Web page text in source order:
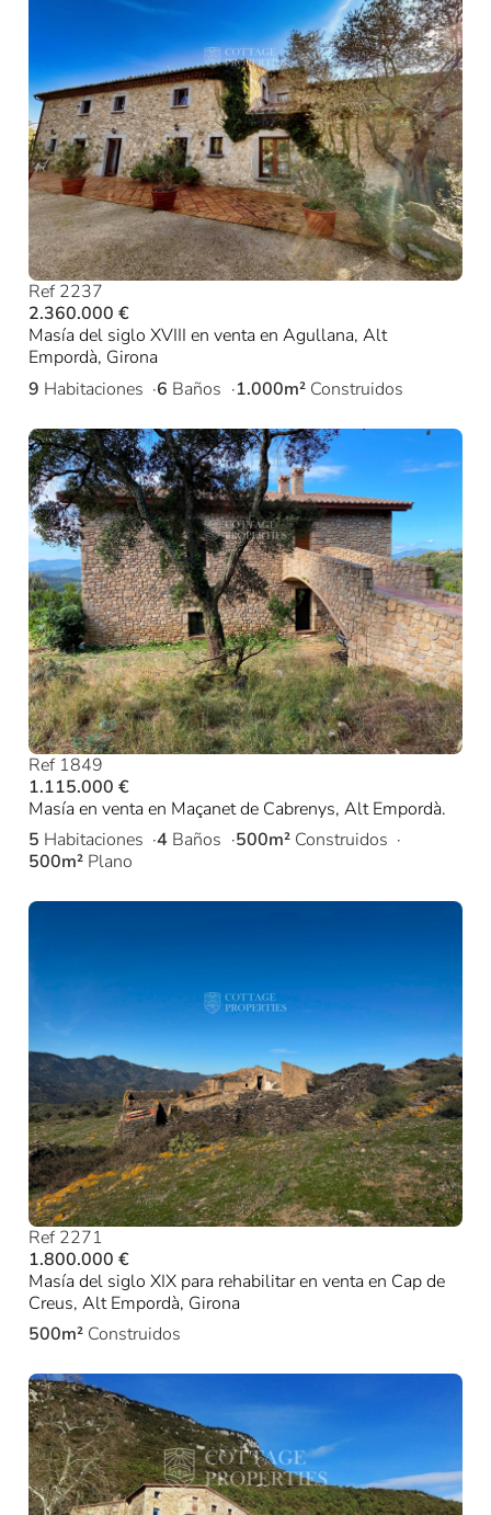
Ref 2237
2.360.000 €
Masía del siglo XVIII en venta en Agullana, Alt
Empordà, Girona
9 Habitaciones 6 Baños 1.000m² Construidos
Ref 1849
1.115.000 €
Masía en venta en Maçanet de Cabrenys, Alt Empordà.
5 Habitaciones 4 Baños 500m² Construidos
500m² Plano
Ref 2271
1.800.000 €
Masía del siglo XIX para rehabilitar en venta en Cap de
Creus, Alt Empordà, Girona
500m² Construidos